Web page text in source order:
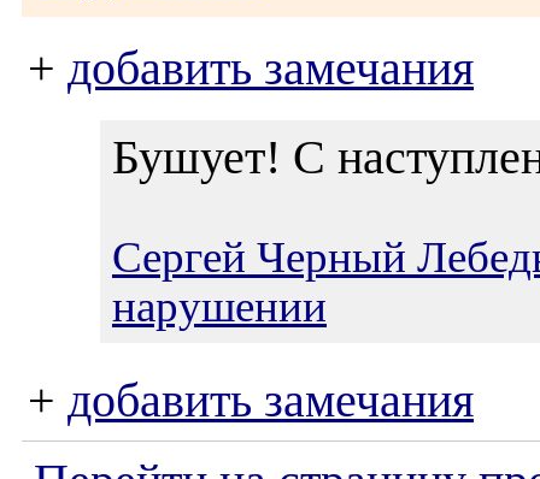
+ добавить замечания
Бушует! С
Сергей Черный
нарушении
+ добавить замечания